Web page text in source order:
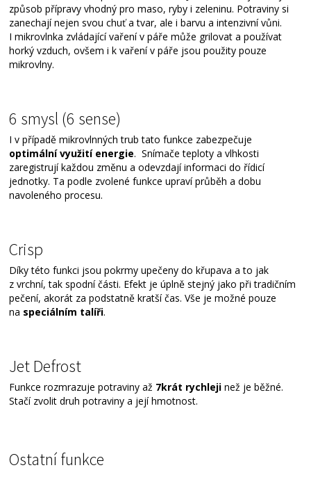
způsob přípravy vhodný pro maso, ryby i zeleninu. Potraviny si
zanechají nejen svou chuť a tvar, ale i barvu a intenzivní vůni.
I mikrovlnka zvládající vaření v páře může grilovat a používat
horký vzduch, ovšem i k vaření v páře jsou použity pouze
mikrovlny.
6 smysl (6 sense)
I v případě mikrovlnných trub tato funkce zabezpečuje
optimální využití energie. Snímače teploty a vlhkosti
zaregistrují každou změnu a odevzdají informaci do řídicí
jednotky. Ta podle zvolené funkce upraví průběh a dobu
navoleného procesu.
Crisp
Díky této funkci jsou pokrmy upečeny do křupava a to jak
z vrchní, tak spodní části. Efekt je úplně stejný jako při tradičním
pečení, akorát za podstatně kratší čas. Vše je možné pouze
na speciálním talíři.
Jet Defrost
Funkce rozmrazuje potraviny až 7krát rychleji než je běžné.
Stačí zvolit druh potraviny a její hmotnost.
Ostatní funkce